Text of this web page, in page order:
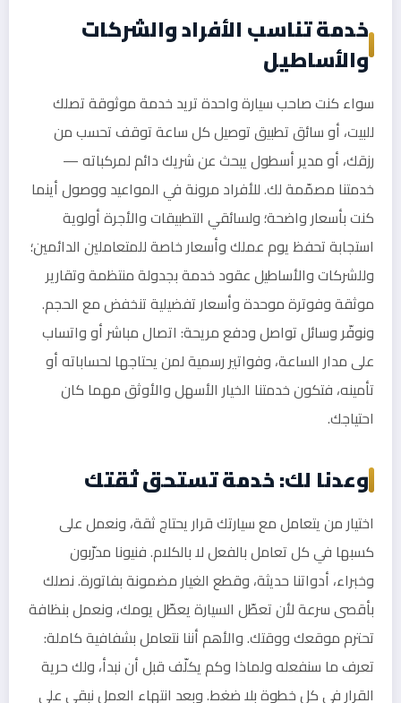
خدمة تناسب الأفراد والشركات
والأساطيل
سواء كنت صاحب سيارة واحدة تريد خدمة موثوقة تصلك
للبيت، أو سائق تطبيق توصيل كل ساعة توقف تحسب من
رزقك، أو مدير أسطول يبحث عن شريك دائم لمركباته —
خدمتنا مصمّمة لك. للأفراد مرونة في المواعيد ووصول أينما
كنت بأسعار واضحة؛ ولسائقي التطبيقات والأجرة أولوية
استجابة تحفظ يوم عملك وأسعار خاصة للمتعاملين الدائمين؛
وللشركات والأساطيل عقود خدمة بجدولة منتظمة وتقارير
موثقة وفوترة موحدة وأسعار تفضيلية تنخفض مع الحجم.
ونوفّر وسائل تواصل ودفع مريحة: اتصال مباشر أو واتساب
على مدار الساعة، وفواتير رسمية لمن يحتاجها لحساباته أو
تأمينه، فتكون خدمتنا الخيار الأسهل والأوثق مهما كان
احتياجك.
وعدنا لك: خدمة تستحق ثقتك
اختيار من يتعامل مع سيارتك قرار يحتاج ثقة، ونعمل على
كسبها في كل تعامل بالفعل لا بالكلام. فنيونا مدرّبون
وخبراء، أدواتنا حديثة، وقطع الغيار مضمونة بفاتورة. نصلك
بأقصى سرعة لأن تعطّل السيارة يعطّل يومك، ونعمل بنظافة
تحترم موقعك ووقتك. والأهم أننا نتعامل بشفافية كاملة:
تعرف ما سنفعله ولماذا وكم يكلّف قبل أن نبدأ، ولك حرية
القرار في كل خطوة بلا ضغط. وبعد انتهاء العمل نبقى على